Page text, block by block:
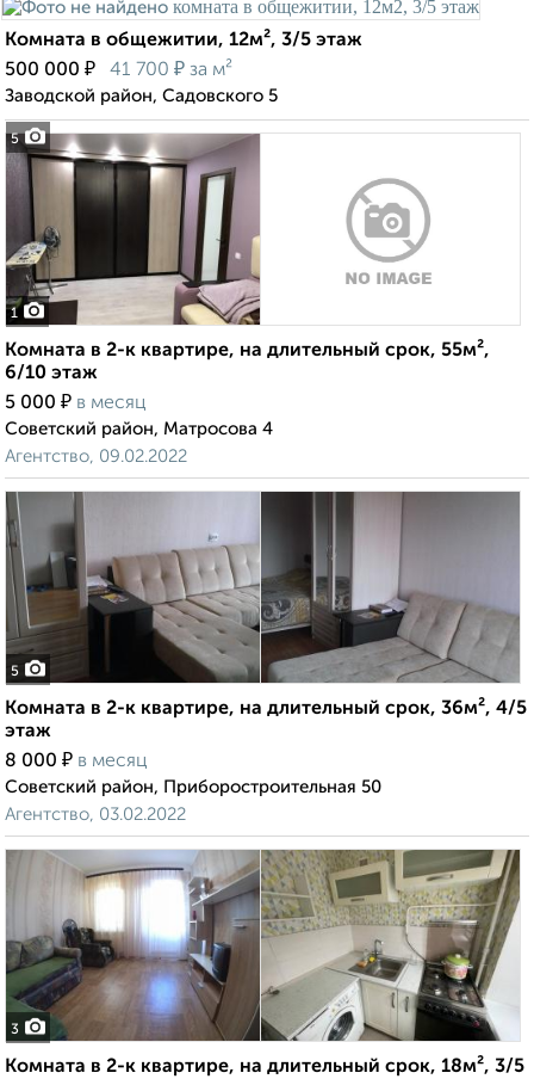
5
Комната в общежитии, 12м², 3/5 этаж
500 000 ₽ 41 700 ₽ за м²
Заводской район, Садовского 5
1
Комната в 2-к квартире, на длительный срок, 55м²,
6/10 этаж
5 000 ₽ в месяц
Советский район, Матросова 4
Агентство, 09.02.2022
5
Комната в 2-к квартире, на длительный срок, 36м², 4/5
этаж
8 000 ₽ в месяц
Советский район, Приборостроительная 50
Агентство, 03.02.2022
3
Комната в 2-к квартире, на длительный срок, 18м², 3/5